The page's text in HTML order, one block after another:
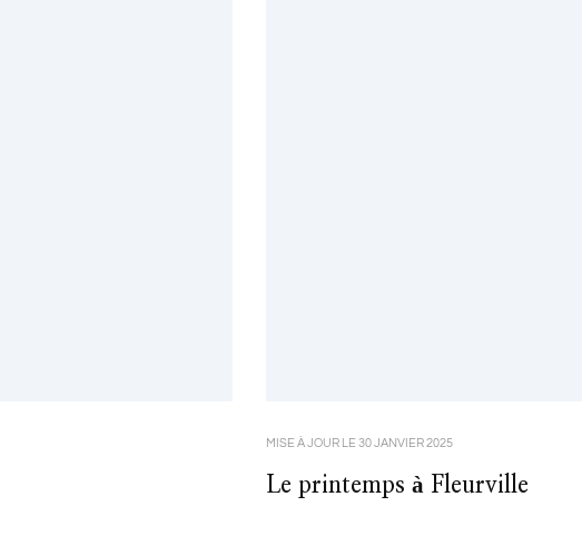
MISE À JOUR LE 30 JANVIER 2025
Le printemps à Fleurville